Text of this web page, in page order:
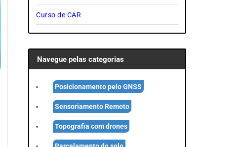
Curso de CAR
Navegue pelas categorias
Posicionamento pelo GNSS
Sensoriamento Remoto
Topografia com drones